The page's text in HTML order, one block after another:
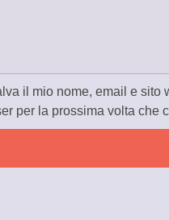
il mio nome, email e sito
per la prossima volta che